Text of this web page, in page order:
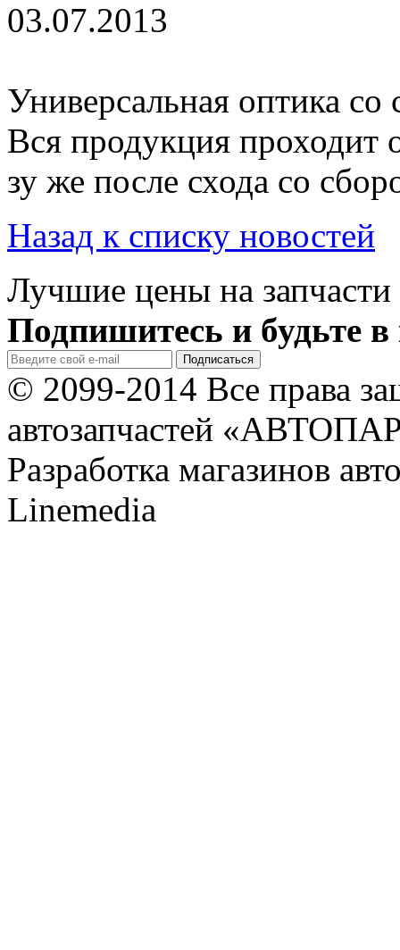
03.07.2013
Универсальная оптика со
Вся про­дук­ция про­ходит
зу же пос­ле схо­да со
Назад к списку новостей
Лучшие цены на запчасти
Подпишитесь и будьте в
© 2099-2014 Все права
автозапчастей
Разработка магазинов
Linemedia